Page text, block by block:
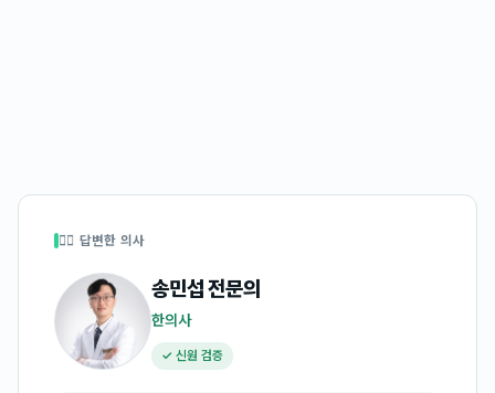
👩‍⚕️ 답변한 의사
송민섭전문의
한의사
✓ 신원 검증